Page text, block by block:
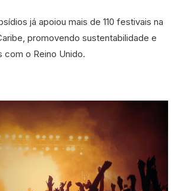
já apoiou mais de 110 festivais na
promovendo sustentabilidade e
com o Reino Unido.